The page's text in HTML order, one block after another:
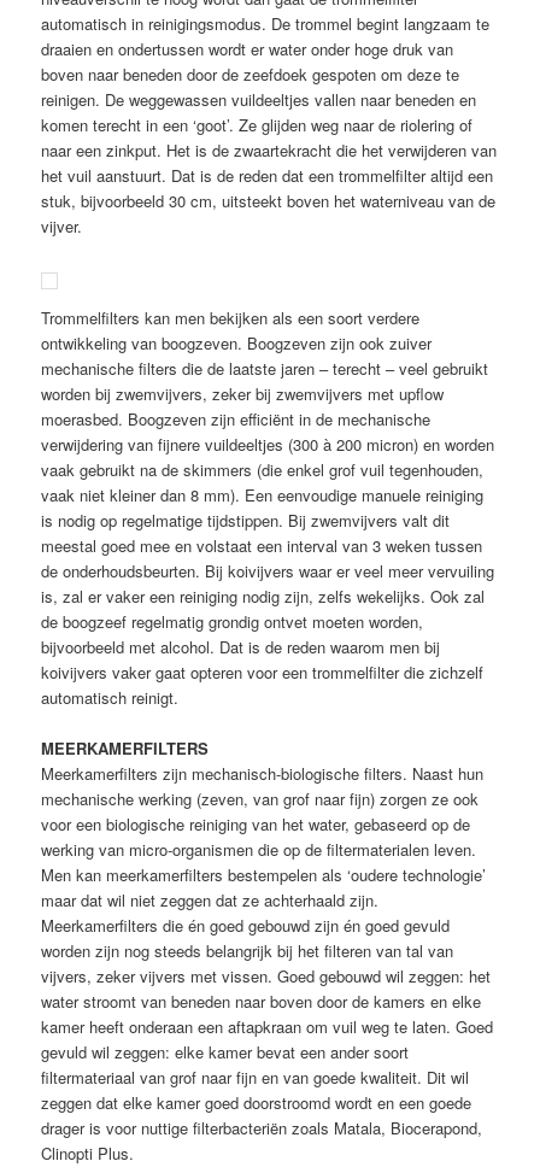
automatisch in reinigingsmodus. De trommel begint langzaam te
draaien en ondertussen wordt er water onder hoge druk van
boven naar beneden door de zeefdoek gespoten om deze te
reinigen. De weggewassen vuildeeltjes vallen naar beneden en
komen terecht in een ‘goot’. Ze glijden weg naar de riolering of
naar een zinkput. Het is de zwaartekracht die het verwijderen van
het vuil aanstuurt. Dat is de reden dat een trommelfilter altijd een
stuk, bijvoorbeeld 30 cm, uitsteekt boven het waterniveau van de
vijver.
Trommelfilters kan men bekijken als een soort verdere
ontwikkeling van boogzeven. Boogzeven zijn ook zuiver
mechanische filters die de laatste jaren – terecht – veel gebruikt
worden bij zwemvijvers, zeker bij zwemvijvers met upflow
moerasbed. Boogzeven zijn efficiënt in de mechanische
verwijdering van fijnere vuildeeltjes (300 à 200 micron) en worden
vaak gebruikt na de skimmers (die enkel grof vuil tegenhouden,
vaak niet kleiner dan 8 mm). Een eenvoudige manuele reiniging
is nodig op regelmatige tijdstippen. Bij zwemvijvers valt dit
meestal goed mee en volstaat een interval van 3 weken tussen
de onderhoudsbeurten. Bij koivijvers waar er veel meer vervuiling
is, zal er vaker een reiniging nodig zijn, zelfs wekelijks. Ook zal
de boogzeef regelmatig grondig ontvet moeten worden,
bijvoorbeeld met alcohol. Dat is de reden waarom men bij
koivijvers vaker gaat opteren voor een trommelfilter die zichzelf
automatisch reinigt.
MEERKAMERFILTERS
Meerkamerfilters zijn mechanisch-biologische filters. Naast hun
mechanische werking (zeven, van grof naar fijn) zorgen ze ook
voor een biologische reiniging van het water, gebaseerd op de
werking van micro-organismen die op de filtermaterialen leven.
Men kan meerkamerfilters bestempelen als ‘oudere technologie’
maar dat wil niet zeggen dat ze achterhaald zijn.
Meerkamerfilters die én goed gebouwd zijn én goed gevuld
worden zijn nog steeds belangrijk bij het filteren van tal van
vijvers, zeker vijvers met vissen. Goed gebouwd wil zeggen: het
water stroomt van beneden naar boven door de kamers en elke
kamer heeft onderaan een aftapkraan om vuil weg te laten. Goed
gevuld wil zeggen: elke kamer bevat een ander soort
filtermateriaal van grof naar fijn en van goede kwaliteit. Dit wil
zeggen dat elke kamer goed doorstroomd wordt en een goede
drager is voor nuttige filterbacteriën zoals Matala, Biocerapond,
Clinopti Plus.